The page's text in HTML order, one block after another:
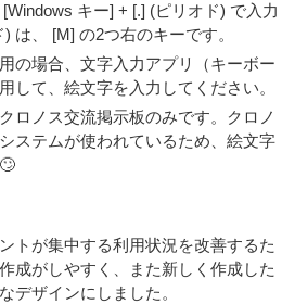
キー] + [.] (ピリオド) で入力
は、 [M] の2つ右のキーです。
の場合、文字入力アプリ（キーボー
して、絵文字を入力してください。
ロノス交流掲示板のみです。クロノ
ステムが使われているため、絵文字
トが集中する利用状況を改善するた
成がしやすく、また新しく作成した
デザインにしました。